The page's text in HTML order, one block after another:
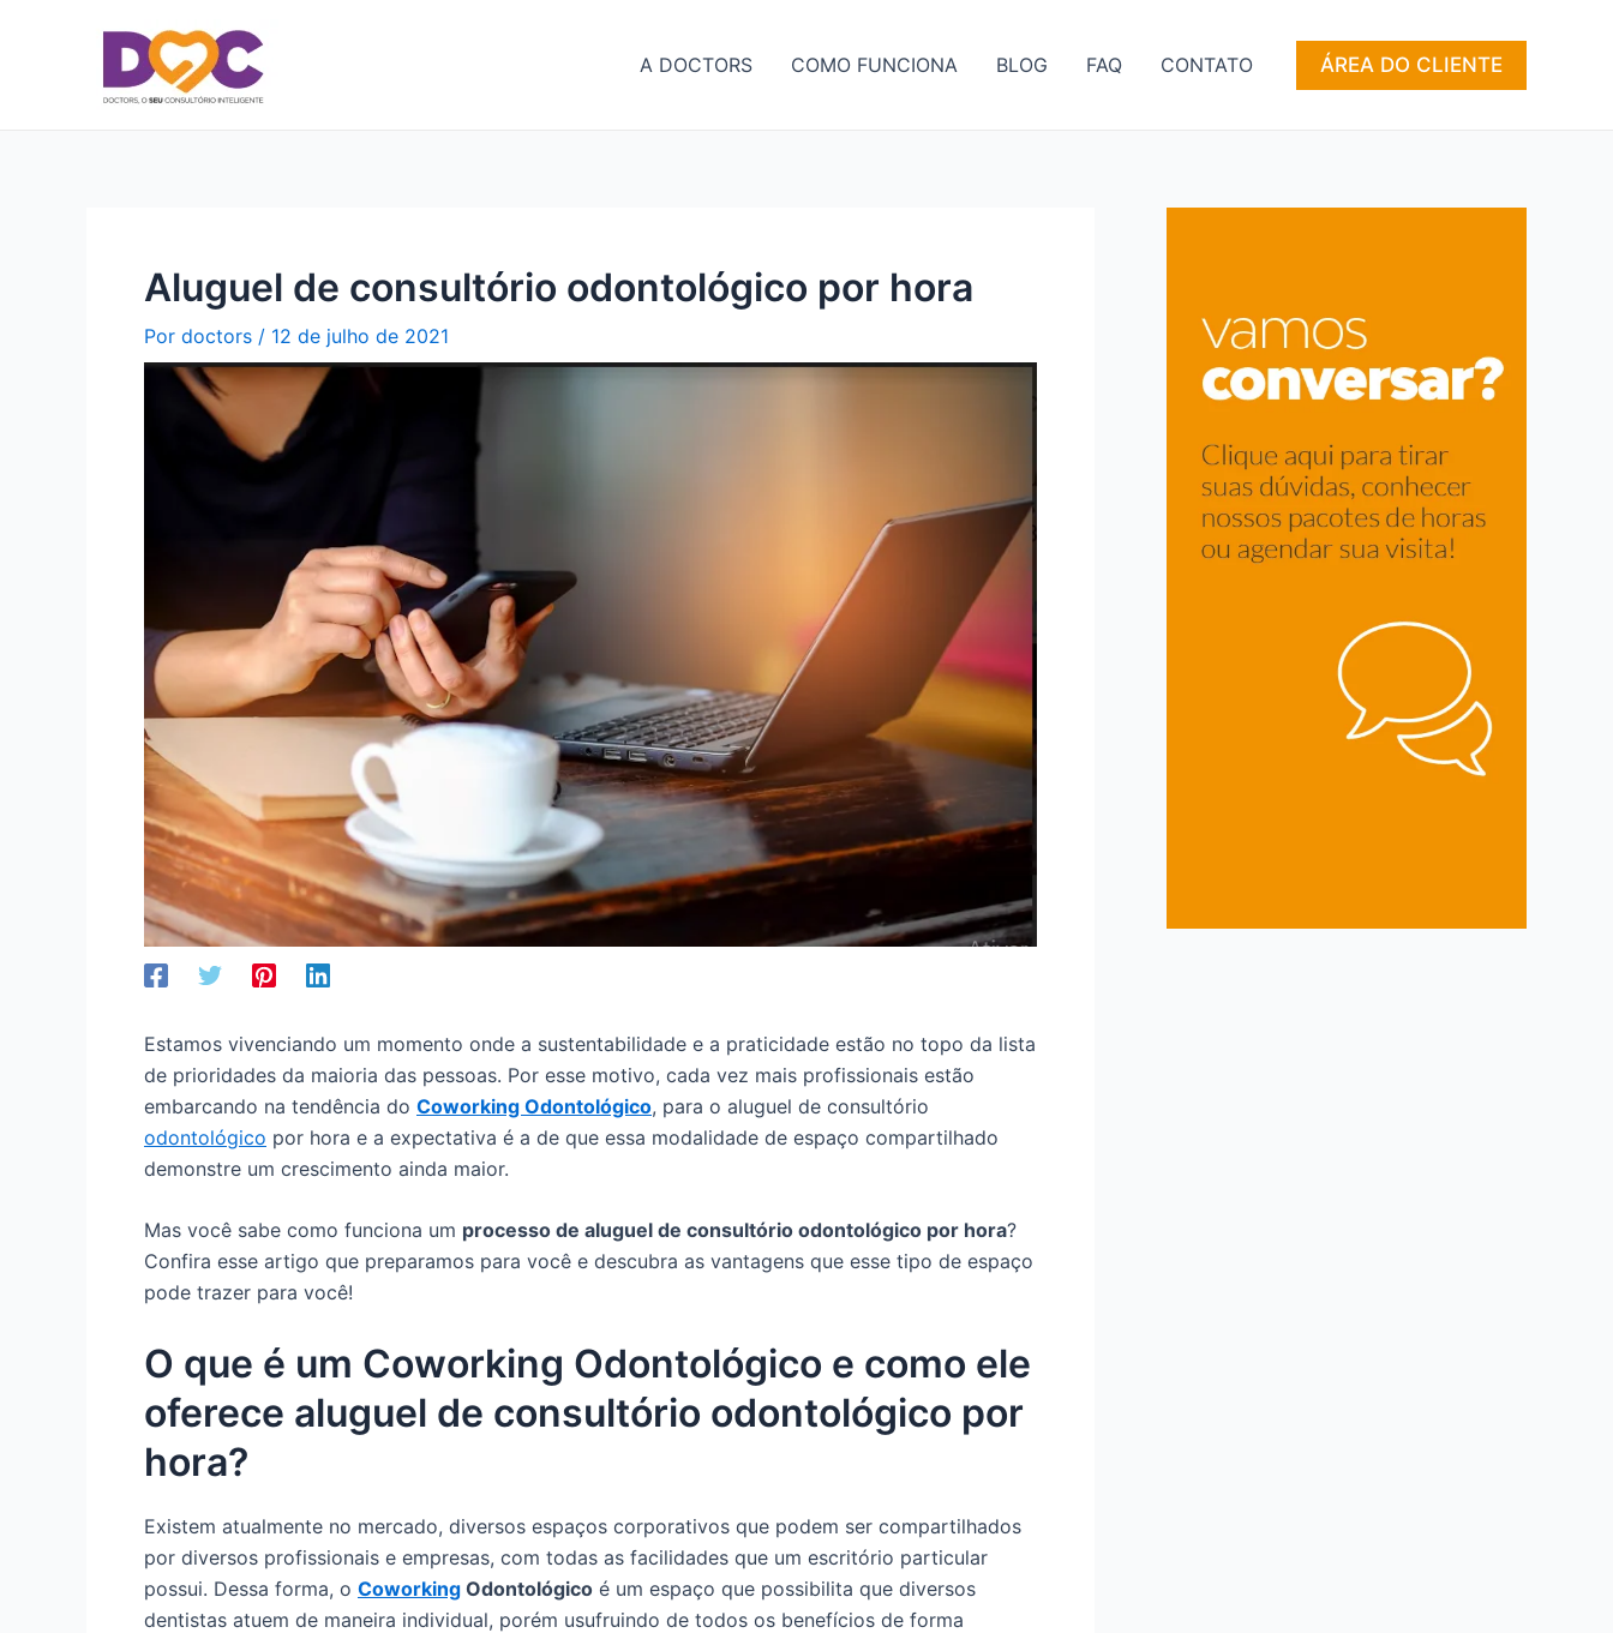
A DOCTORS COMO FUNCIONA BLOG FAQ CONTATO ÁREA DO CLIENTE
Aluguel de consultório odontológico por hora
Por doctors / 12 de julho de 2021
Estamos vivenciando um momento onde a sustentabilidade e a praticidade estão no topo da lista
de prioridades da maioria das pessoas. Por esse motivo, cada vez mais profissionais estão
embarcando na tendência do Coworking Odontológico, para o aluguel de consultório
odontológico por hora e a expectativa é a de que essa modalidade de espaço compartilhado
demonstre um crescimento ainda maior.
Mas você sabe como funciona um processo de aluguel de consultório odontológico por hora?
Confira esse artigo que preparamos para você e descubra as vantagens que esse tipo de espaço
pode trazer para você!
O que é um Coworking Odontológico e como ele
oferece aluguel de consultório odontológico por
hora?
Existem atualmente no mercado, diversos espaços corporativos que podem ser compartilhados
por diversos profissionais e empresas, com todas as facilidades que um escritório particular
possui. Dessa forma, o Coworking Odontológico é um espaço que possibilita que diversos
dentistas atuem de maneira individual, porém usufruindo de todos os benefícios de forma